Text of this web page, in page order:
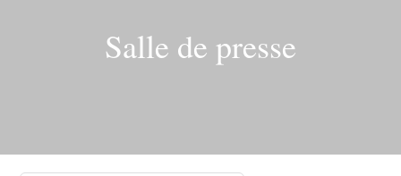
Salle de presse